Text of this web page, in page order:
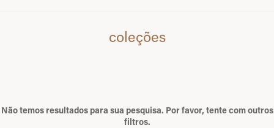
coleções
Não temos resultados para sua pesquisa. Por favor, tente com outros
filtros.